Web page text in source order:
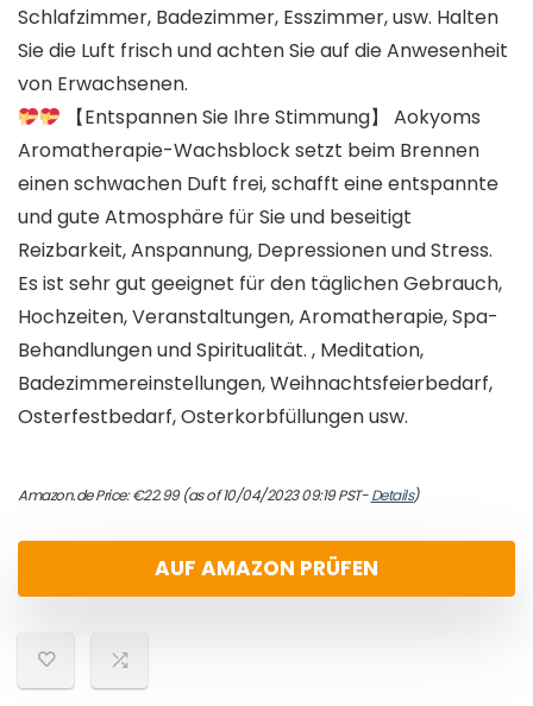
Schlafzimmer, Badezimmer, Esszimmer, usw. Halten
Sie die Luft frisch und achten Sie auf die Anwesenheit
von Erwachsenen.
【Entspannen Sie Ihre Stimmung】 Aokyoms
Aromatherapie-Wachsblock setzt beim Brennen
einen schwachen Duft frei, schafft eine entspannte
und gute Atmosphäre für Sie und beseitigt
Reizbarkeit, Anspannung, Depressionen und Stress.
Es ist sehr gut geeignet für den täglichen Gebrauch,
Hochzeiten, Veranstaltungen, Aromatherapie, Spa-
Behandlungen und Spiritualität. , Meditation,
Badezimmereinstellungen, Weihnachtsfeierbedarf,
Osterfestbedarf, Osterkorbfüllungen usw.
Amazon.de Price:€22.99(as of 10/04/2023 09:19 PST-Details)
AUF AMAZON PRÜFEN